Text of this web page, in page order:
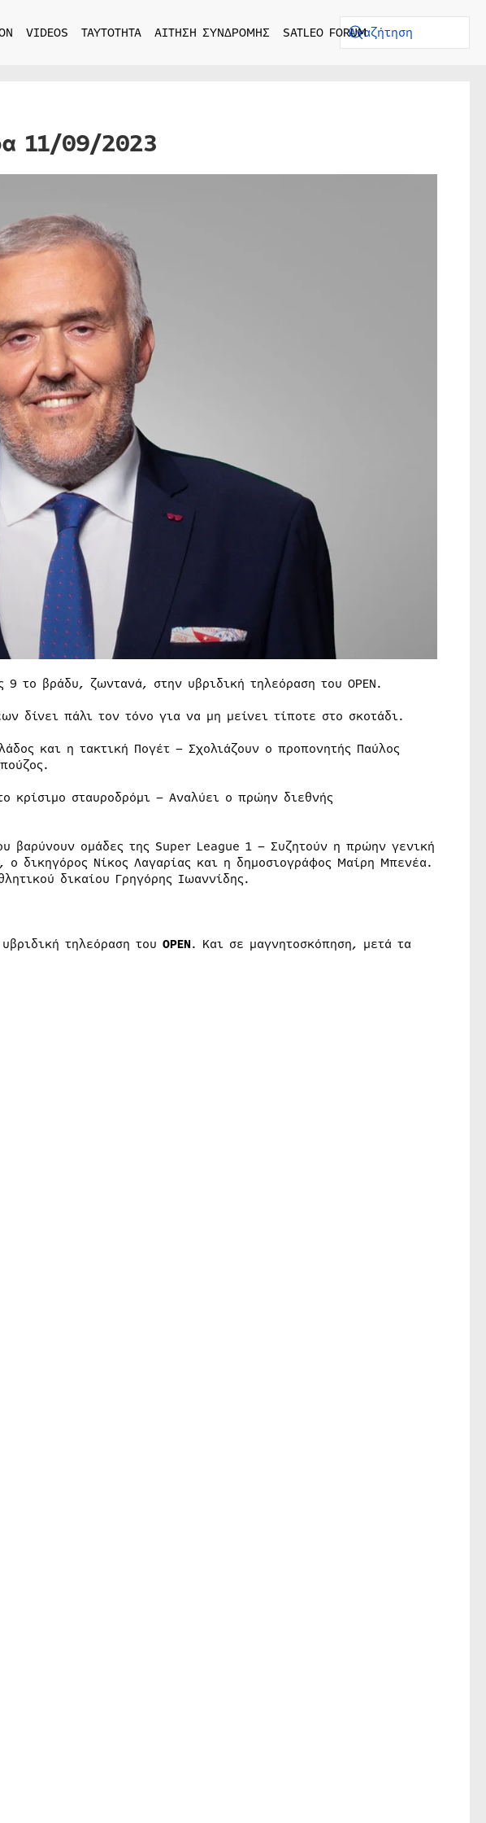
VIDEOS ΤΑΥΤΟΤΗΤΑ ΑΙΤΗΣΗ ΣΥΝΔΡΟΜΗΣ SATLEO FORUM
11/09/2023
το βράδυ, ζωντανά, στην υβριδική τηλεόραση του OPEN.
δίνει πάλι τον τόνο για να μη μείνει τίποτε στο σκοτάδι.
και η τακτική Πογέτ – Σχολιάζουν ο προπονητής Παύλος
κρίσιμο σταυροδρόμι – Αναλύει ο πρώην διεθνής
ομάδες της Super League 1 – Συζητούν η πρώην γενική
ο δικηγόρος Νίκος Λαγαρίας και η δημοσιογράφος Μαίρη Μπενέα.
δικαίου Γρηγόρης Ιωαννίδης.
τηλεόραση του OPEN. Και σε μαγνητοσκόπηση, μετά τα